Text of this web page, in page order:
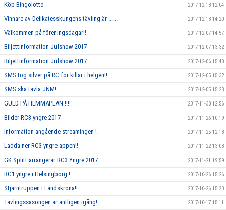
Köp Bingolotto 2017-12-18 12:04
Vinnare av Delikatesskungens-tävling är ...... 2017-12-13 14:20
Välkommen på föreningsdagar!! 2017-12-07 14:57
Biljettinformation Julshow 2017 2017-12-07 13:32
Biljettinformation Julshow 2017 2017-12-06 15:40
SMS tog silver på RC för killar i helgen!! 2017-12-05 15:32
SMS ska tävla JNM! 2017-12-05 15:23
GULD PÅ HEMMAPLAN !!!! 2017-11-30 12:56
Bilder RC3 yngre 2017 2017-11-26 10:19
Information angående streamingen ! 2017-11-25 12:18
Ladda ner RC3 yngre appen!! 2017-11-22 13:08
GK Splitt arrangerar RC3 Yngre 2017 2017-11-21 19:59
RC1 yngre i Helsingborg ! 2017-10-26 15:26
Stjärntruppen i Landskrona!! 2017-10-26 15:23
Tävlingssäsongen är äntligen igång! 2017-10-17 15:11